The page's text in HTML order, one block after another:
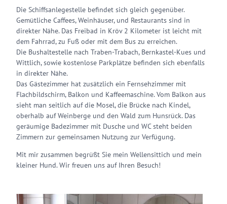
Die Schiffsanlegestelle befindet sich gleich gegenüber.
Gemütliche Caffees, Weinhäuser, und Restaurants sind in
direkter Nähe. Das Freibad in Kröv 2 Kilometer ist leicht mit
dem Fahrrad, zu Fuß oder mit dem Bus zu erreichen.
Die Bushaltestelle nach Traben-Trabach, Bernkastel-Kues und
Wittlich, sowie kostenlose Parkplätze befinden sich ebenfalls
in direkter Nähe.
Das Gästezimmer hat zusätzlich ein Fernsehzimmer mit
Flachbildschirm, Balkon und Kaffeemaschine. Vom Balkon aus
sieht man seitlich auf die Mosel, die Brücke nach Kindel,
oberhalb auf Weinberge und den Wald zum Hunsrück. Das
geräumige Badezimmer mit Dusche und WC steht beiden
Zimmern zur gemeinsamen Nutzung zur Verfügung.
Mit mir zusammen begrüßt Sie mein Wellensittich und mein
kleiner Hund. Wir freuen uns auf Ihren Besuch!